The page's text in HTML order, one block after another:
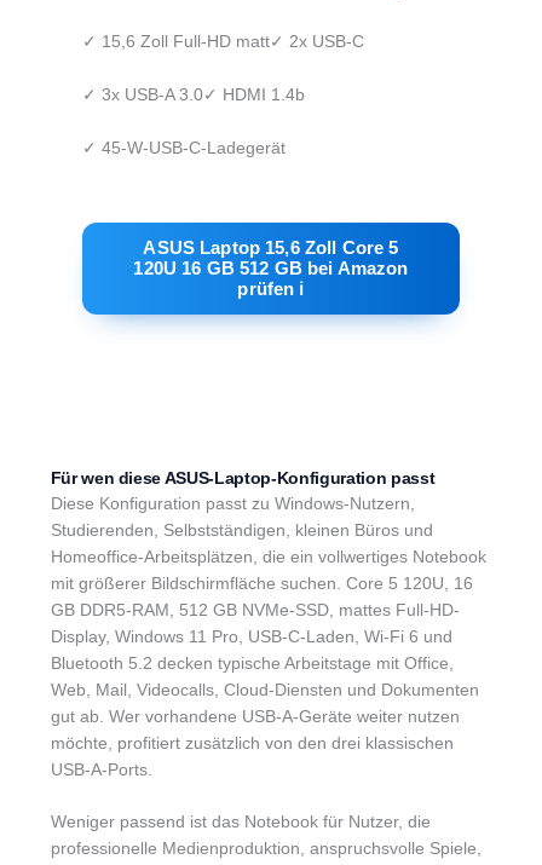
✓ 15,6 Zoll Full-HD matt✓ 2x USB-C
✓ 3x USB-A 3.0✓ HDMI 1.4b
✓ 45-W-USB-C-Ladegerät
ASUS Laptop 15,6 Zoll Core 5
120U 16 GB 512 GB bei Amazon
prüfen ℹ︎
Für wen diese ASUS-Laptop-Konfiguration passt
Diese Konfiguration passt zu Windows-Nutzern,
Studierenden, Selbstständigen, kleinen Büros und
Homeoffice-Arbeitsplätzen, die ein vollwertiges Notebook
mit größerer Bildschirmfläche suchen. Core 5 120U, 16
GB DDR5-RAM, 512 GB NVMe-SSD, mattes Full-HD-
Display, Windows 11 Pro, USB-C-Laden, Wi-Fi 6 und
Bluetooth 5.2 decken typische Arbeitstage mit Office,
Web, Mail, Videocalls, Cloud-Diensten und Dokumenten
gut ab. Wer vorhandene USB-A-Geräte weiter nutzen
möchte, profitiert zusätzlich von den drei klassischen
USB-A-Ports.
Weniger passend ist das Notebook für Nutzer, die
professionelle Medienproduktion, anspruchsvolle Spiele,